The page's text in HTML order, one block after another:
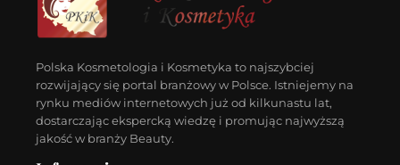
Polska Kosmetologia i Kosmetyka to najszybciej
rozwijający się portal branżowy w Polsce. Istniejemy na
rynku mediów internetowych już od kilkunastu lat,
dostarczając ekspercką wiedzę i promując najwyższą
jakość w branży Beauty.